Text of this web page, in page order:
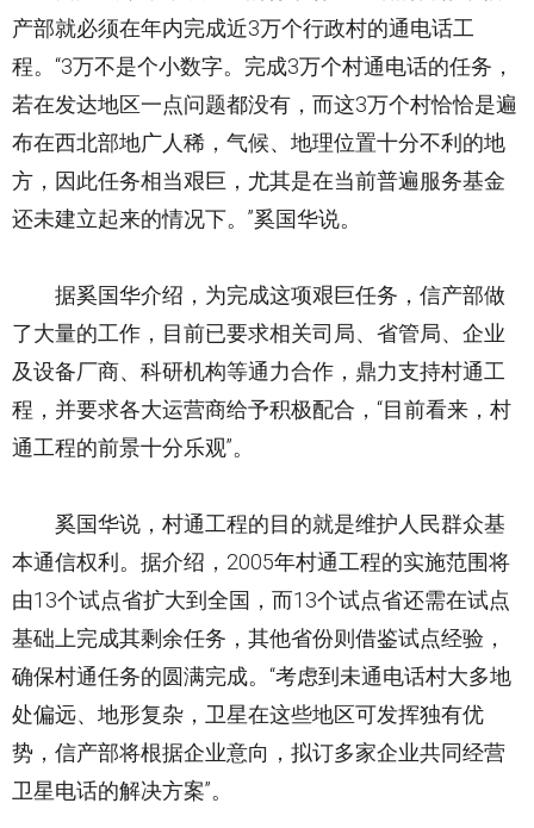
产部就必须在年内完成近3万个行政村的通电话工
程。“3万不是个小数字。完成3万个村通电话的任务，
若在发达地区一点问题都没有，而这3万个村恰恰是遍
布在西北部地广人稀，气候、地理位置十分不利的地
方，因此任务相当艰巨，尤其是在当前普遍服务基金
还未建立起来的情况下。”奚国华说。
据奚国华介绍，为完成这项艰巨任务，信产部做
了大量的工作，目前已要求相关司局、省管局、企业
及设备厂商、科研机构等通力合作，鼎力支持村通工
程，并要求各大运营商给予积极配合，“目前看来，村
通工程的前景十分乐观”。
奚国华说，村通工程的目的就是维护人民群众基
本通信权利。据介绍，2005年村通工程的实施范围将
由13个试点省扩大到全国，而13个试点省还需在试点
基础上完成其剩余任务，其他省份则借鉴试点经验，
确保村通任务的圆满完成。“考虑到未通电话村大多地
处偏远、地形复杂，卫星在这些地区可发挥独有优
势，信产部将根据企业意向，拟订多家企业共同经营
卫星电话的解决方案”。